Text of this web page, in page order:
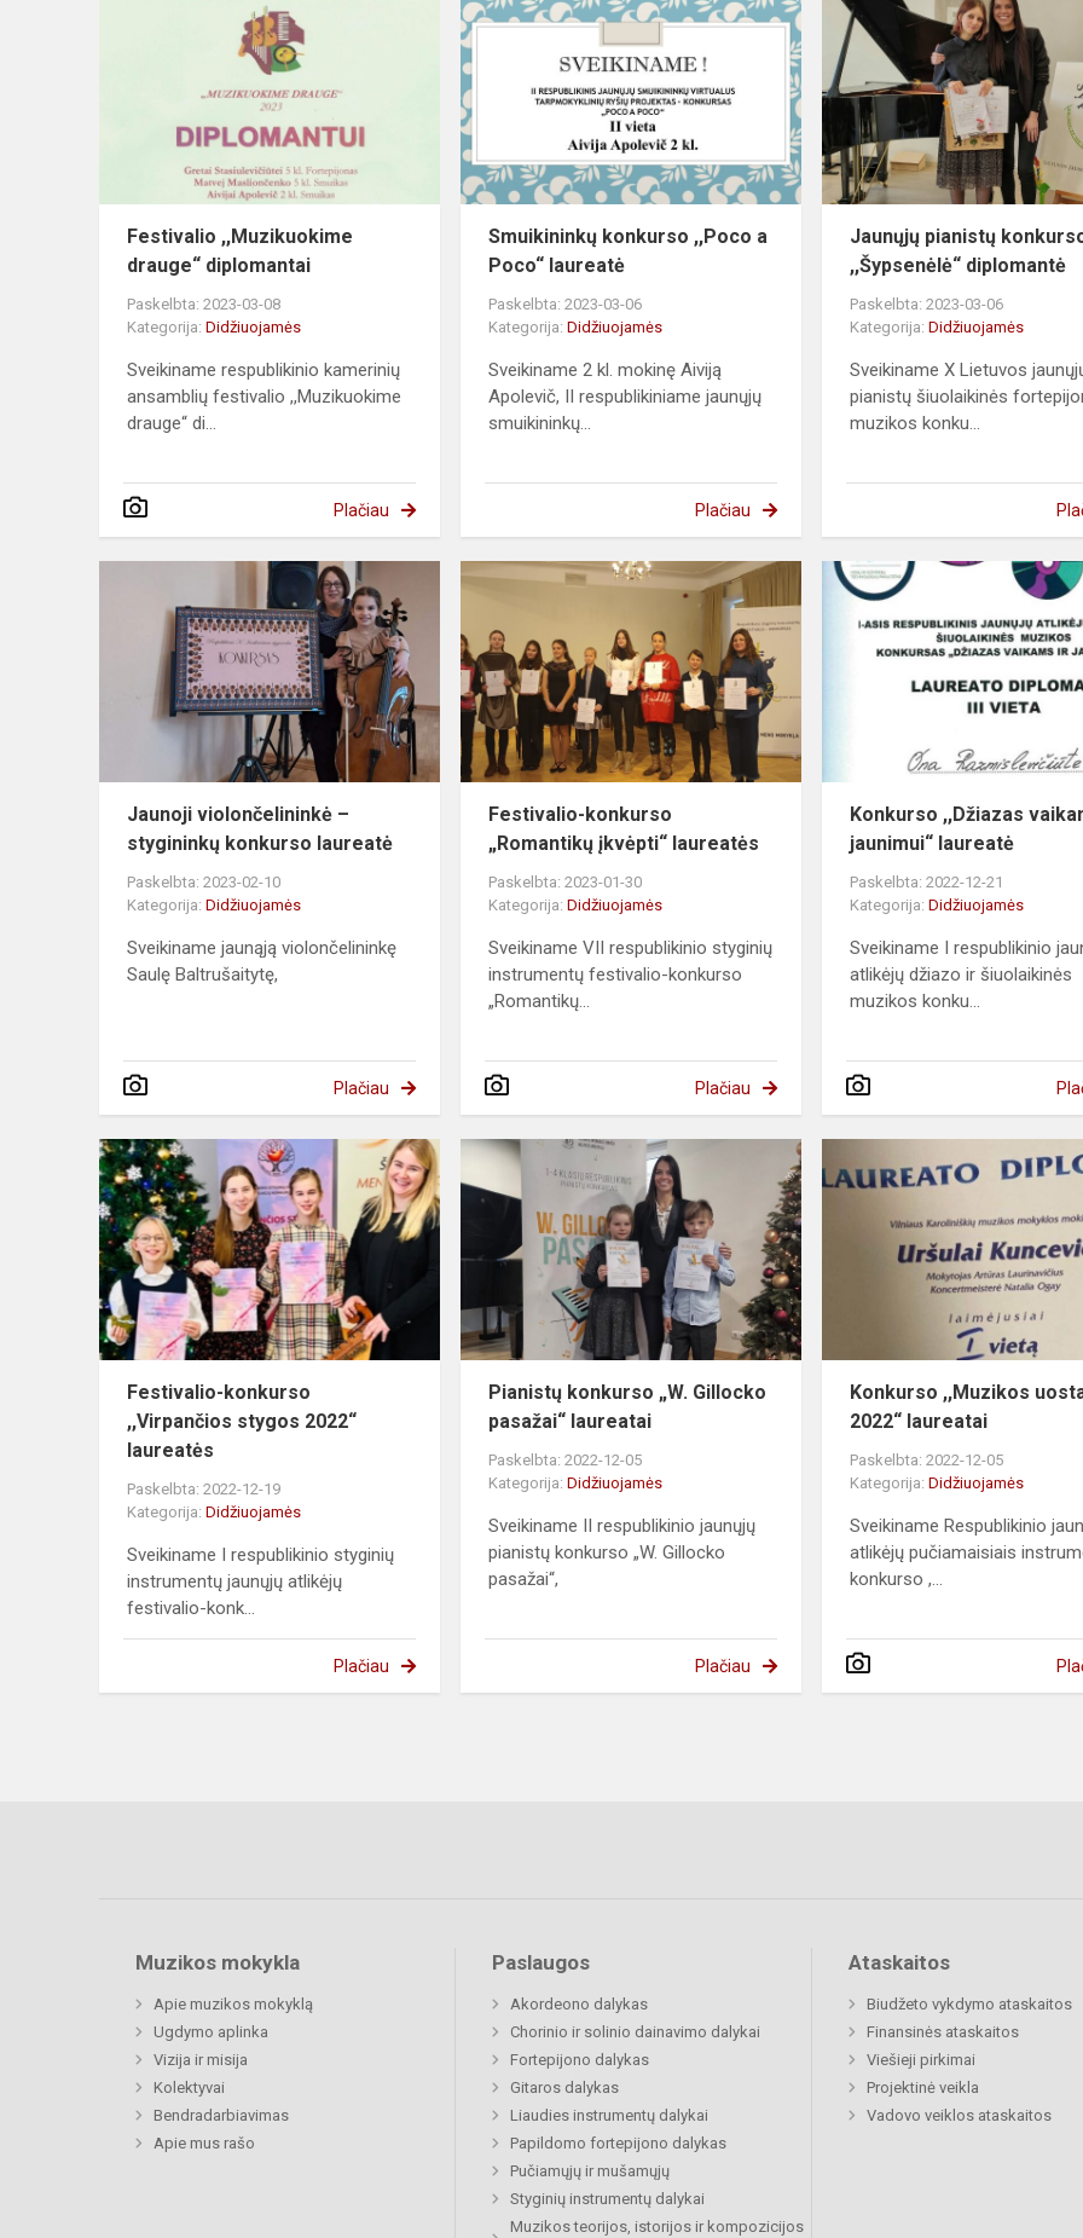
Festivalio ,,Muzikuokime
drauge“ diplomantai
Paskelbta: 2023-03-08
Kategorija: Didžiuojamės
Sveikiname respublikinio kamerinių
ansamblių festivalio ,,Muzikuokime
drauge“ di...
Plačiau
Smuikininkų konkurso ,,Poco a
Poco“ laureatė
Paskelbta: 2023-03-06
Kategorija:Didžiuojamės
Sveikiname 2 kl. mokinę Aiviją
Apolevič, II respublikiniame jaunųjų
smuikininkų...
Plačiau
Jaunųjų pianistų
,,Šypsenėlė“ diplomantė
Paskelbta: 2023-03-06
Kategorija:Didžiuojamės
Sveikiname X Lietuvos
pianistų šiuolaikinės
muzikos konku...
Jaunoji violončelininkė –
stygininkų konkurso laureatė
Paskelbta: 2023-02-10
Kategorija: Didžiuojamės
Sveikiname jaunąją violončelininkę
Saulę Baltrušaitytę,
Plačiau
Festivalio-konkurso
„Romantikų įkvėpti“ laureatės
Paskelbta: 2023-01-30
Kategorija:Didžiuojamės
Sveikiname VII respublikinio styginių
instrumentų festivalio-konkurso
„Romantikų...
Plačiau
Konkurso ,,Džiazas
jaunimui“ laureatė
Paskelbta: 2022-12-21
Kategorija:Didžiuojamės
Sveikiname I respublikinio
atlikėjų džiazo ir šiuolaikinės
muzikos konku...
Festivalio-konkurso
,,Virpančios stygos 2022“
laureatės
Paskelbta: 2022-12-19
Kategorija: Didžiuojamės
Sveikiname I respublikinio styginių
instrumentų jaunųjų atlikėjų
festivalio-konk...
Plačiau
Pianistų konkurso „W. Gillocko
pasažai“ laureatai
Paskelbta: 2022-12-05
Kategorija:Didžiuojamės
Sveikiname II respublikinio jaunųjų
pianistų konkurso „W. Gillocko
pasažai“,
Plačiau
Konkurso ,,Muzikos
2022“ laureatai
Paskelbta: 2022-12-05
Kategorija:Didžiuojamės
Sveikiname Respublikinio
atlikėjų pučiamaisiais
konkurso ,...
Muzikos mokykla
Apie muzikos mokyklą
Ugdymo aplinka
Vizija ir misija
Kolektyvai
Bendradarbiavimas
Apie mus rašo
Paslaugos
Akordeono dalykas
Chorinio ir solinio dainavimo dalykai
Fortepijono dalykas
Gitaros dalykas
Liaudies instrumentų dalykai
Papildomo fortepijono dalykas
Pučiamųjų ir mušamųjų
Styginių instrumentų dalykai
Muzikos teorijos, istorijos ir kompozicijos
Ataskaitos
Biudžeto vykdymo ataskaitos
Finansinės ataskaitos
Viešieji pirkimai
Projektinė veikla
Vadovo veiklos ataskaitos